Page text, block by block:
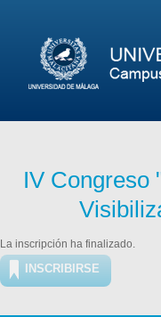
IV Congreso
La inscripción ha finalizado.
INSCRIBIRSE